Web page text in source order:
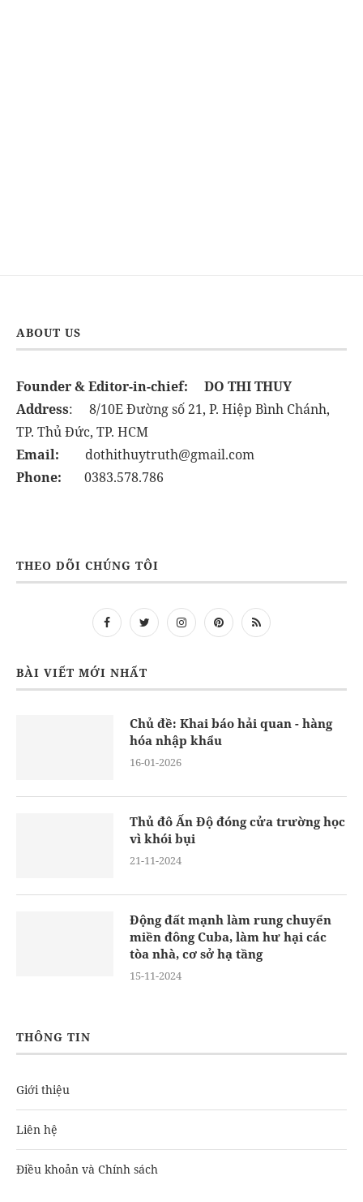
ABOUT US
Founder & Editor-in-chief:
DO THI THUY
Address: 8/10E Đường số 21, P. Hiệp Bình Chánh,
TP. Thủ Đức, TP. HCM
Email: dothithuytruth@gmail.com
Phone: 0383.578.786
THEO DÕI CHÚNG TÔI
BÀI VIẾT MỚI NHẤT
Chủ đề: Khai báo hải quan - hàng
hóa nhập khẩu
16-01-2026
Thủ đô Ấn Độ đóng cửa trường học
vì khói bụi
21-11-2024
Động đất mạnh làm rung chuyển
miền đông Cuba, làm hư hại các
tòa nhà, cơ sở hạ tầng
15-11-2024
THÔNG TIN
Giới thiệu
Liên hệ
Điều khoản và Chính sách